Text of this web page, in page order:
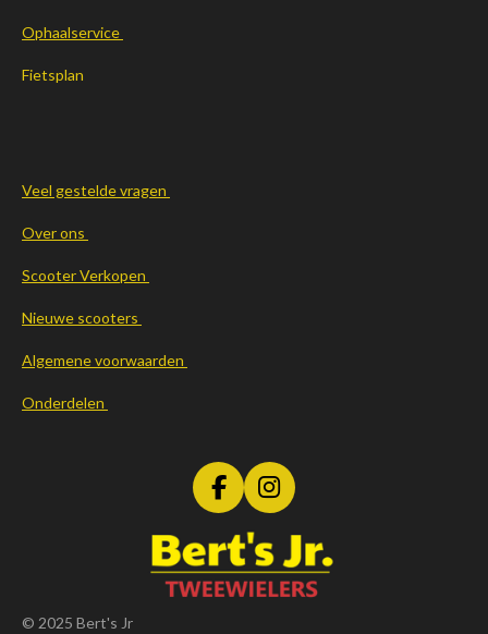
Ophaalservice
Fietsplan
Veel gestelde vragen
Over ons
Scooter Verkopen
Nieuwe scooters
Algemene voorwaarden
Onderdelen
F
a
c
e
b
I
n
s
t
a
© 2025 Bert's Jr